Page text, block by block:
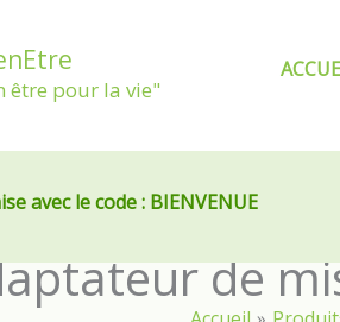
être pour la vie"
avec le code : BIENVENUE
de